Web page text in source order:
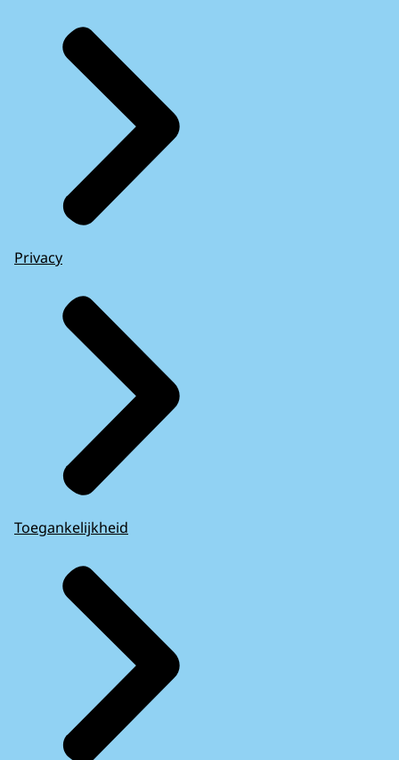
Privacy
Toegankelijkheid